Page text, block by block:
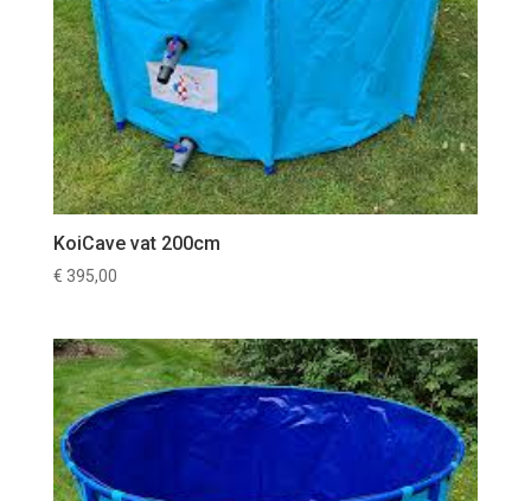
KoiCave vat 200cm
€ 395,00